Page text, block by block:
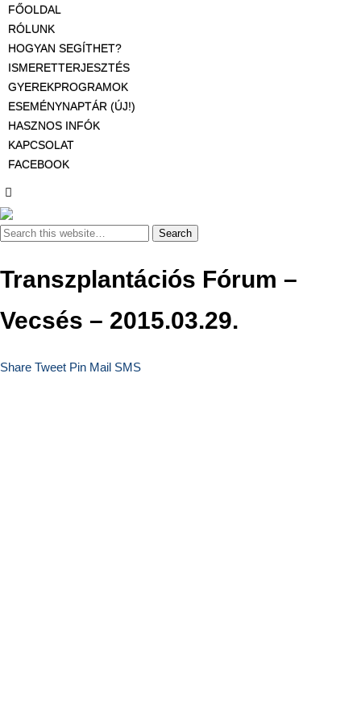
FŐOLDAL
RÓLUNK
HOGYAN SEGÍTHET?
ISMERETTERJESZTÉS
GYEREKPROGRAMOK
ESEMÉNYNAPTÁR (ÚJ!)
HASZNOS INFÓK
KAPCSOLAT
FACEBOOK
Transzplantációs Fórum –
Vecsés – 2015.03.29.
Share Tweet Pin Mail SMS